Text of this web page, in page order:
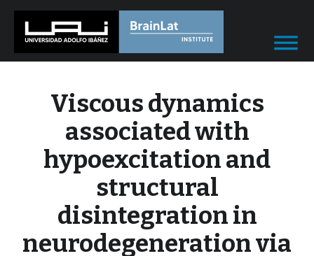
Viscous dynamics
associated with
hypoexcitation and
structural
disintegration in
neurodegeneration via